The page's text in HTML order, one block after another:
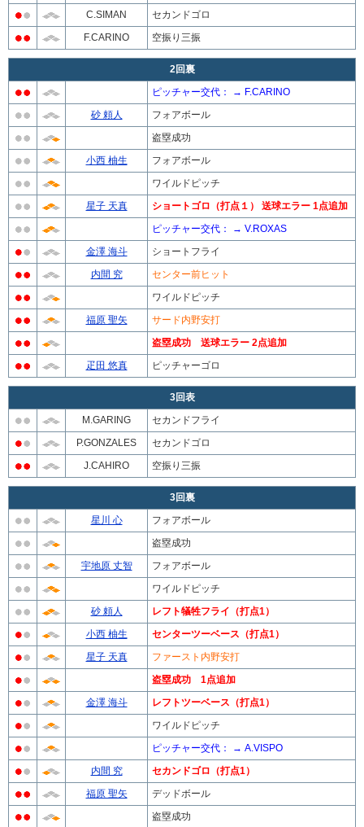
C.SIMAN
セカンドゴロ
F.CARINO
空振り三振
2回裏
ピッチャー交代： → F.CARINO
砂 頼人
フォアボール
盗塁成功
小西 柚生
フォアボール
ワイルドピッチ
星子 天真
ショートゴロ（打点１） 送球エラー 1点追加
ピッチャー交代： → V.ROXAS
金澤 海斗
ショートフライ
内間 究
センター前ヒット
ワイルドピッチ
福原 聖矢
サード内野安打
盗塁成功 送球エラー 2点追加
疋田 悠真
ピッチャーゴロ
3回表
M.GARING
セカンドフライ
P.GONZALES
セカンドゴロ
J.CAHIRO
空振り三振
3回裏
星川 心
フォアボール
盗塁成功
宇地原 丈智
フォアボール
ワイルドピッチ
砂 頼人
レフト犠牲フライ（打点1）
小西 柚生
センターツーベース（打点1）
星子 天真
ファースト内野安打
盗塁成功 1点追加
金澤 海斗
レフトツーベース（打点1）
ワイルドピッチ
ピッチャー交代： → A.VISPO
内間 究
セカンドゴロ（打点1）
福原 聖矢
デッドボール
盗塁成功